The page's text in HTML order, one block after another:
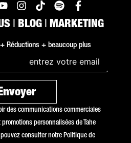
| BLOG | MARKETING
Réductions + beaucoup plus
des communications commerciales
personnalisées de Tahe
consulter notre Politique de